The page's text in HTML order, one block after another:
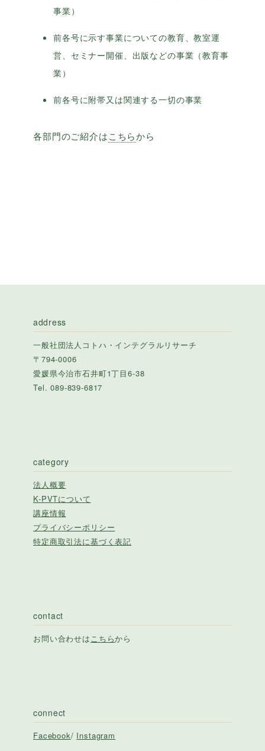
事業）
前各号に示す事業についての教育、教室運
営、セミナー開催、出版などの事業（教育事
業）
前各号に附帯又は関連する一切の事業
各部門のご紹介はこちらから
address
一般社団法人コトハ・インテグラルリサーチ
〒794-0006
愛媛県今治市石井町1丁目6-38
Tel. 089-839-6817
category
法人概要
K-PVTについて
講座情報
プライバシーポリシー
特定商取引法に基づく表記
contact
お問い合わせはこちらから
connect
Facebook/ Instagram